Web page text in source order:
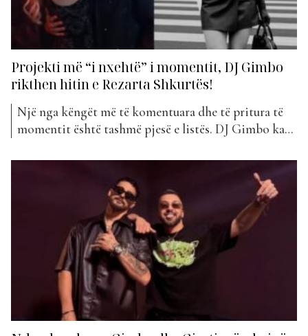
Projekti më “i nxehtë” i momentit, DJ Gimbo
rikthen hitin e Rezarta Shkurtës!
Një nga këngët më të komentuara dhe të pritura të
momentit është tashmë pjesë e listës. DJ Gimbo ka
Shkurtës, një prej hiteve më të njohura të para 20
viteve. Ky version i ri vjen totalisht i rimenduar me
ritme moderne dhe...